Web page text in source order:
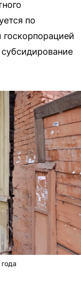
по